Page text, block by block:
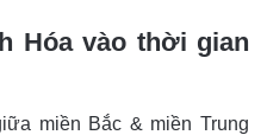
Hóa vào thời gian
miền Bắc & miền Trung